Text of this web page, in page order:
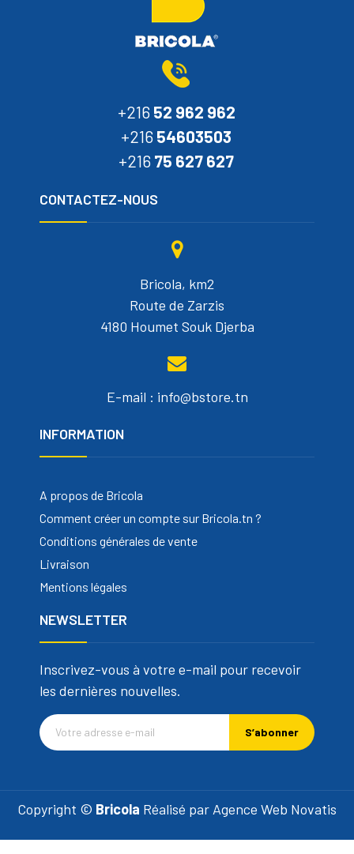
+216 52 962 962
+216 54603503
+216 75 627 627
CONTACTEZ-NOUS
Bricola, km2
Route de Zarzis
4180 Houmet Souk Djerba
E-mail : info@bstore.tn
INFORMATION
A propos de Bricola
Comment créer un compte sur Bricola.tn ?
Conditions générales de vente
Livraison
Mentions légales
NEWSLETTER
Inscrivez-vous à votre e-mail pour recevoir
les dernières nouvelles.
S’abonner
Copyright © Bricola Réalisé par Agence Web Novatis